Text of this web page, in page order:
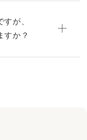
が、
すか？